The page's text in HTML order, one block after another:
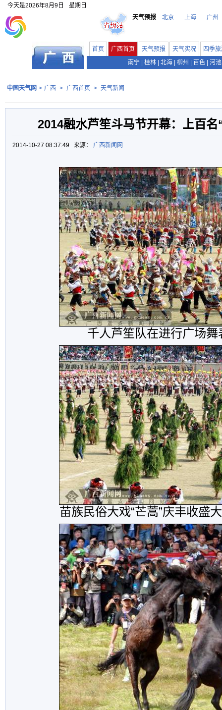
今天是2026年8月9日
星期日
天气预报
北京 上海 广州
首页 广西首页 天气预报 天气实况
四季
南宁
桂林 北海 柳州 百色 河池
中国天气网 > 广西 > 广西首页 > 天气新闻
2014融水芦笙斗马节开幕：上百名
2014-10-27 08:37:49 来源： 广西新闻网
千人芦笙队在进行广场舞
苗族民俗大戏“芒蒿”庆丰收盛